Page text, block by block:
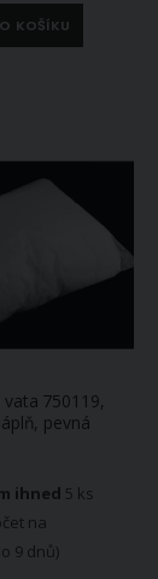
KOŠÍKU
750119,
pevná
ihned 5 ks
na
9 dnů)